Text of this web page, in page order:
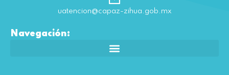
uatencion@capaz-zihua.gob.mx
Navegación: